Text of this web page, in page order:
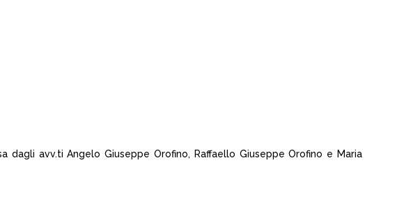
avv.ti Angelo Giuseppe Orofino, Raffaello Giuseppe Orofino e Maria